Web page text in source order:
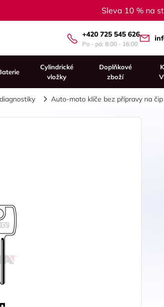
Sleva 10 % na
+420 725 545 626
Po - pá: 8:00 - 16:00
Cylindrické
vložky
Doplňkové
zboží
Auto-moto klíče bez přípravy na čip